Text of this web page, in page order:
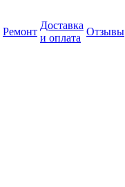
Ремонт
Доставка
и оплата
Отзывы